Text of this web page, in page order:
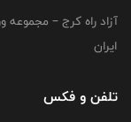
آزاد راه کرج –
ایران
تلفن و فکس